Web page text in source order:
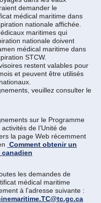
demander le
médical maritime dans
nationale affichée.
maritimes qui
nationale doivent
médical maritime dans
STCW.
restent valables pour
et peuvent être utilisés
veuillez consulter le
sur le Programme
de l’Unité de
la page Web récemment
Comment obtenir un
les demandes de
médical maritime
à l’adresse suivante :